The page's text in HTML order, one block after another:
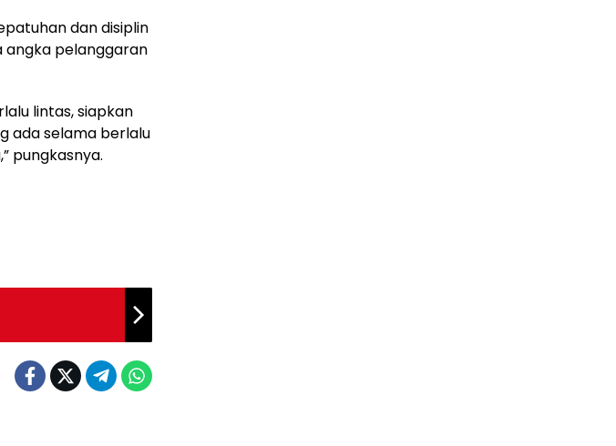
dan disiplin
angka pelanggaran
lintas, siapkan
ada selama berlalu
pungkasnya.